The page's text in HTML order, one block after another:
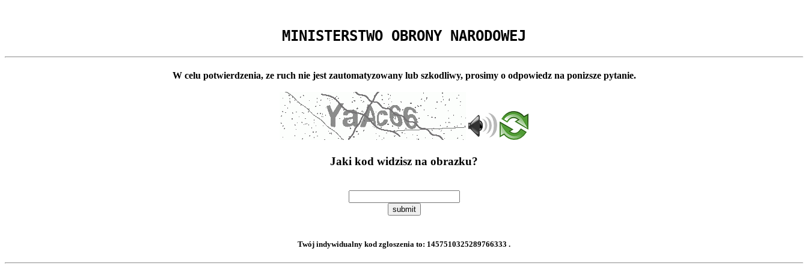
MINISTERSTWO OBRONY NARODOWEJ
W celu potwierdzenia, ze ruch nie jest zautomatyzowany lub szkodliwy, prosimy o odpowiedz na ponizsze pytanie.
Jaki kod widzisz na obrazku?
submit
Twój indywidualny kod zgloszenia to: 1457510325289766333 .